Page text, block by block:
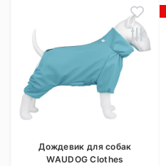
Дождевик для собак
WAUDOG Clothes